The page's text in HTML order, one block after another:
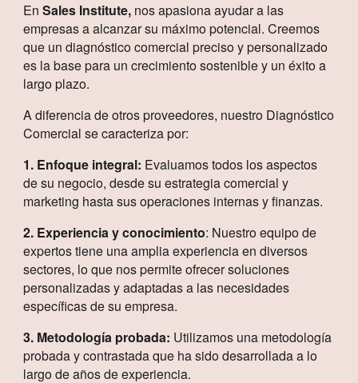
EnSales Institute, nos apasiona ayudar a las
empresas a alcanzar su máximo potencial. Creemos
que un diagnóstico comercial preciso y personalizado
es la base para un crecimiento sostenible y un éxito a
largo plazo.
A diferencia de otros proveedores, nuestro Diagnóstico
Comercial se caracteriza por:
1. Enfoque integral: Evaluamos todos los aspectos
de su negocio, desde su estrategia comercial y
marketing hasta sus operaciones internas y finanzas.
2. Experiencia y conocimiento: Nuestro equipo de
expertos tiene una amplia experiencia en diversos
sectores, lo que nos permite ofrecer soluciones
personalizadas y adaptadas a las necesidades
específicas de su empresa.
3. Metodología probada: Utilizamos una metodología
probada y contrastada que ha sido desarrollada a lo
largo de años de experiencia.